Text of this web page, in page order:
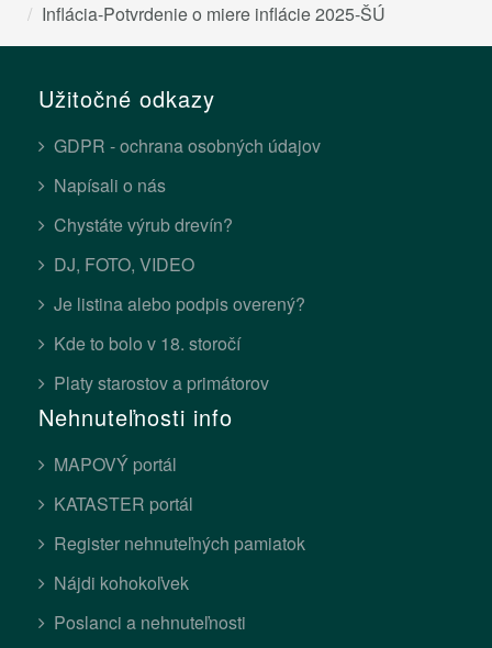
Inflácia-Potvrdenie o miere inflácie 2025-ŠÚ
Užitočné odkazy
GDPR - ochrana osobných údajov
Napísali o nás
Chystáte výrub drevín?
DJ, FOTO, VIDEO
Je listina alebo podpis overený?
Kde to bolo v 18. storočí
Platy starostov a primátorov
Nehnuteľnosti info
MAPOVÝ portál
KATASTER portál
Register nehnuteľných pamiatok
Nájdi kohokoľvek
Poslanci a nehnuteľnosti